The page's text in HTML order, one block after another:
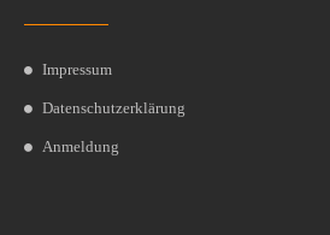
Impressum
Datenschutzerklärung
Anmeldung